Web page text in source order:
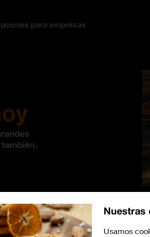
para empresas
Nuestras
Usamos